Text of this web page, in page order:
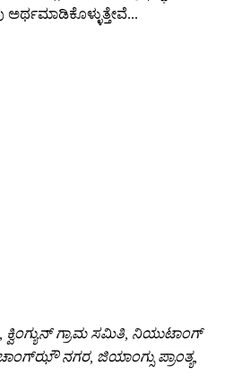
ಅರ್ಥಮಾಡಿಕೊಳ್ಳುತ್ತೇವೆ...
ಕ್ವಿಂಗ್ಯುನ್ ಗ್ರಾಮ ಸಮಿತಿ, ನಿಯುಟಾಂಗ್
ನಗರ, ಜಿಯಾಂಗ್ಸು ಪ್ರಾಂತ್ಯ,